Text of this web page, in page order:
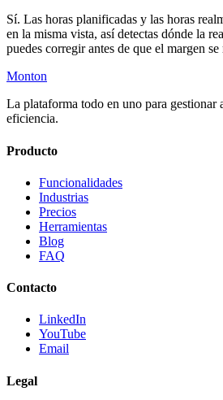
Sí. Las horas planificadas y las horas
en la misma vista, así detectas dónde la
puedes corregir antes de que el margen se
Monton
La plataforma todo en uno para gestionar
eficiencia.
Producto
Funcionalidades
Industrias
Precios
Herramientas
Blog
FAQ
Contacto
LinkedIn
YouTube
Email
Legal